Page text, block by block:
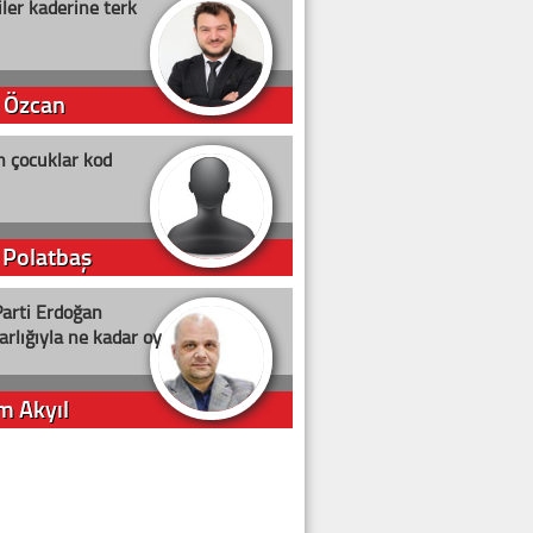
kaderine terk
çocuklar kod
Erdoğan
ne kadar oy
Akyıl